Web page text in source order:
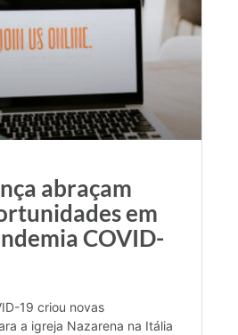
abraçam
em
COVID-
19 criou novas
a igreja Nazarena na Itália